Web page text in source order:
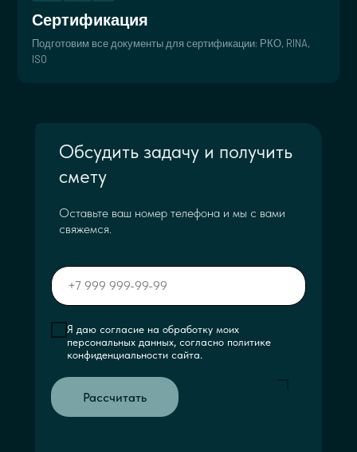
Сертификация
Подготовим все документы для сертификации: РКО, RINA,
ISO
Обсудить задачу и получить
смету
Оставьте ваш номер телефона и мы с вами
свяжемся.
Я даю согласие на обработку моих
персональных данных, согласно политике
конфиденциальности сайта.
Рассчитать